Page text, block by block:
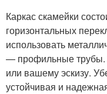
Каркас скамейки
горизонтальных
использовать
— профильные трубы.
или вашему эскизу.
устойчивая и